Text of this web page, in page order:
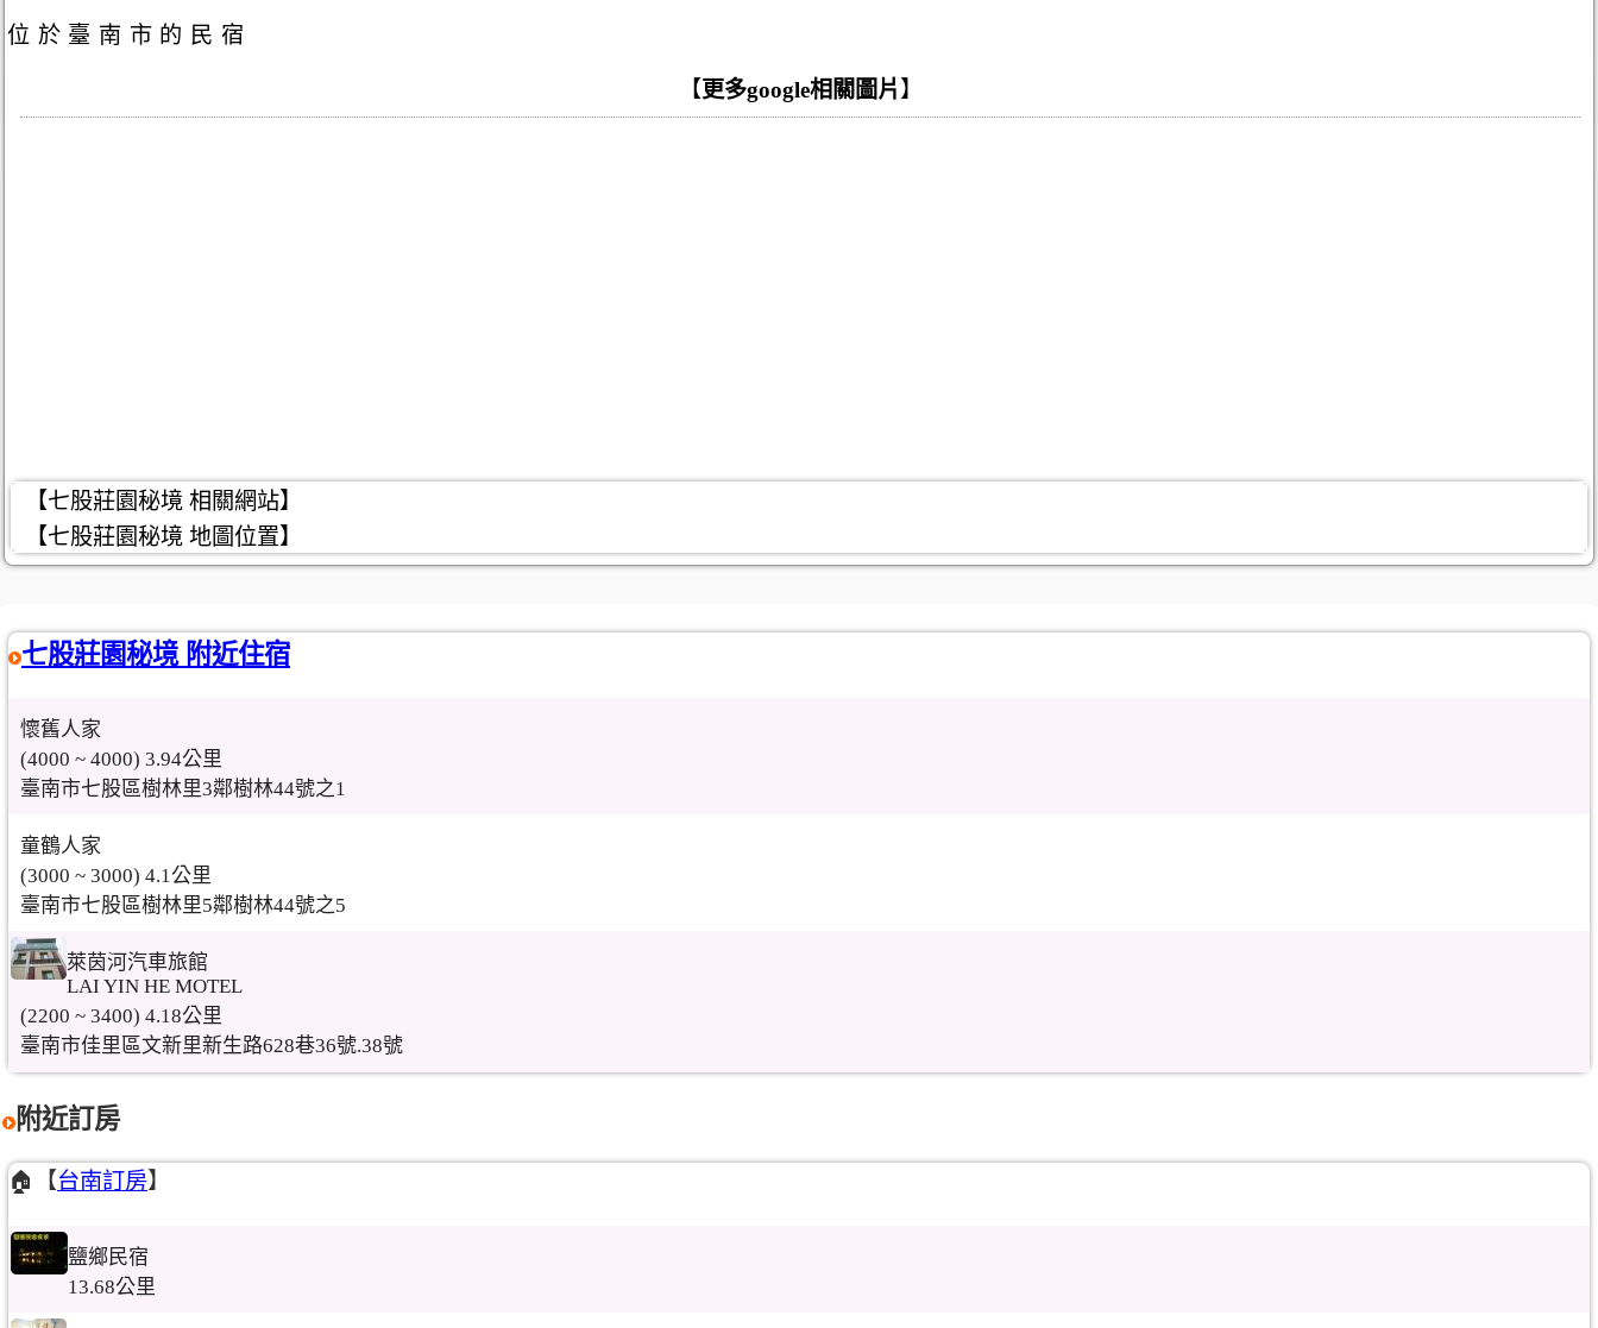
位於臺南市的民宿
【 更多google相關圖片 】
【七股莊園秘境 相關網站】
【七股莊園秘境 地圖位置】
七股莊園秘境 附近住宿
懷舊人家
(4000 ~ 4000) 3.94公里
臺南市七股區樹林里3鄰樹林44號之1
童鶴人家
(3000 ~ 3000) 4.1公里
臺南市七股區樹林里5鄰樹林44號之5
萊茵河汽車旅館
LAI YIN HE MOTEL
(2200 ~ 3400) 4.18公里
臺南市佳里區文新里新生路628巷36號.38號
附近訂房
🏠【台南訂房】
鹽鄉民宿
13.68公里